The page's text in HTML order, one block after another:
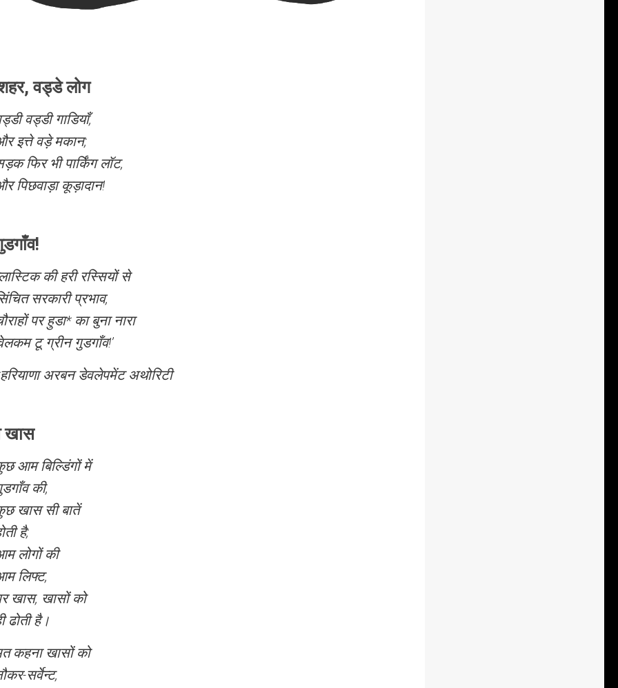
वड्डे लोग
वड्डी गाडियाँ,
इत्ते वड़े मकान;
फिर भी पार्किंग लॉट,
पिछवाड़ा कूड़ादान!
की हरी रस्सियों से
सरकारी प्रभाव,
पर हुडा* का बुना नारा
टू ग्रीन गुडगाँव!’
अरबन डेवलेपमेंट अथोरिटी
खास
आम बिल्डिंगों में
की,
खास सी बातें
है;
लोगों की
लिफ्ट,
खास, खासों को
ढोती है।
कहना खासों को
सर्वेन्ट,